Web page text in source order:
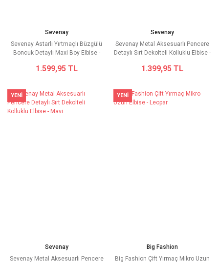
Sevenay
Sevenay Astarlı Yırtmaçlı Büzgülü
Boncuk Detaylı Maxi Boy Elbise -
1.599,95 TL
Sevenay
Sevenay Metal Aksesuarlı Pencere
Detaylı Sırt Dekolteli Kolluklu Elbise -
1.399,95 TL
YENİ
Sevenay
Sevenay Metal Aksesuarlı Pencere
YENİ
Big Fashion
Big Fashion Çift Yırmaç Mikro Uzun